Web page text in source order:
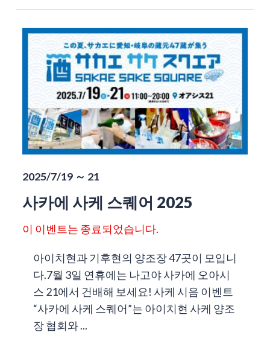
2025/7/19 ～ 21
사카에 사케 스퀘어 2025
이 이벤트는 종료되었습니다.
아이치현과 기후현의 양조장 47곳이 모입니
다.7월 3일 연휴에는 나고야 사카에 오아시
스 21에서 건배해 보세요! 사케 시음 이벤트
“사카에 사케 스퀘어”는 아이치현 사케 양조
장 협회와 ...